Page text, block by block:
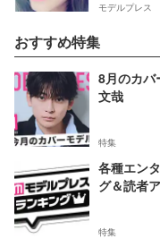
モデルプレス
おすすめ特集
8月のカバ
文哉
特集
各種エン
グ＆読者
特集